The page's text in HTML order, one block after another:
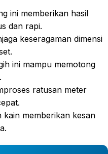
ini memberikan hasil
dan rapi.
keseragaman dimensi
ini mampu memotong
ratusan meter
kain memberikan kesan